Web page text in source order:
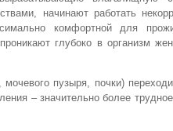
начинают работать
комфортной для
глубоко в организм
пузыря, почки)
– значительно более